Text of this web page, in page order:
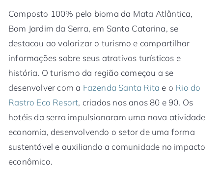
Composto 100% pelo bioma da Mata Atlântica,
Bom Jardim da Serra, em Santa Catarina, se
destacou ao valorizar o turismo e compartilhar
informações sobre seus atrativos turísticos e
história. O turismo da região começou a se
desenvolver com a Fazenda Santa Rita e o Rio do
Rastro Eco Resort, criados nos anos 80 e 90. Os
hotéis da serra impulsionaram uma nova atividade
economia, desenvolvendo o setor de uma forma
sustentável e auxiliando a comunidade no impacto
econômico.